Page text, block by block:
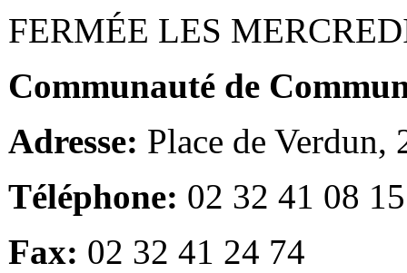
FERMÉE LES
Communauté de
Adresse: Place de Verdun,
Téléphone: 02 32 41 08 15
Fax: 02 32 41 24 74